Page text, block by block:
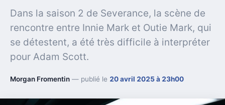
Dans la saison 2 de Severance, la scène de
rencontre entre Innie Mark et Outie Mark, qui
se détestent, a été très difficile à interpréter
pour Adam Scott.
Morgan Fromentin — publié le 20 avril 2025 à 23h00